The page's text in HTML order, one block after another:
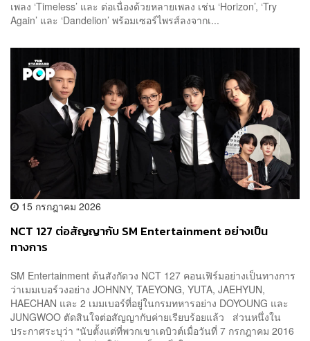
เพลง ‘Timeless’ และ ต่อเนื่องด้วยหลายเพลง เช่น ‘Horizon’, ‘Try
Again’ และ ‘Dandelion’ พร้อมเซอร์ไพรส์ลงจากเ...
15 กรกฎาคม 2026
NCT 127 ต่อสัญญากับ SM Entertainment อย่างเป็น
ทางการ
SM Entertainment ต้นสังกัดวง NCT 127 คอนเฟิร์มอย่างเป็นทางการ
ว่าเมมเบอร์วงอย่าง JOHNNY, TAEYONG, YUTA, JAEHYUN,
HAECHAN และ 2 เมมเบอร์ที่อยู่ในกรมทหารอย่าง DOYOUNG และ
JUNGWOO ตัดสินใจต่อสัญญากับค่ายเรียบร้อยแล้ว ส่วนหนึ่งใน
ประกาศระบุว่า “นับตั้งแต่ที่พวกเขาเดบิวต์เมื่อวันที่ 7 กรกฎาคม 2016